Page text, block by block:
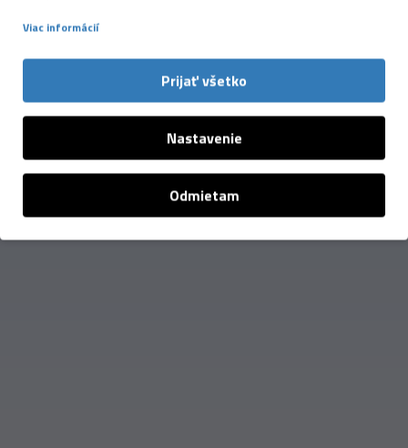
35,95 €
Viac informácií
Prijať všetko
Nastavenie
Odmietam